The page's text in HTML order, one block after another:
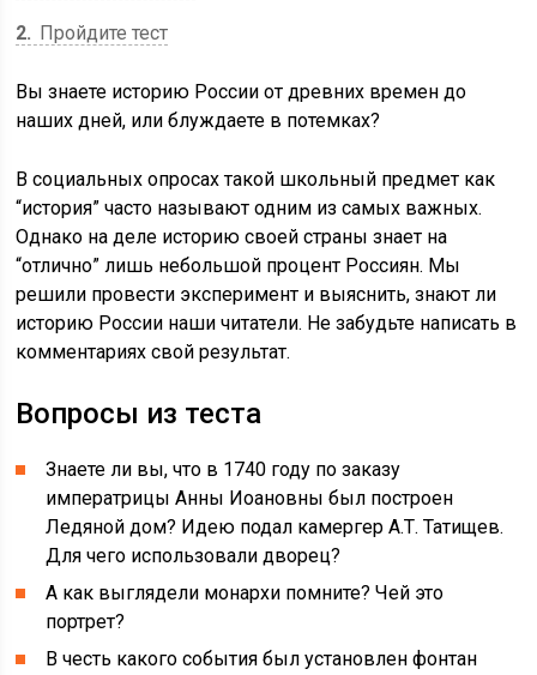
2
Пройдите тест
Вы знаете историю России от древних времен до
наших дней, или блуждаете в потемках?
В социальных опросах такой школьный предмет как
“история” часто называют одним из самых важных.
Однако на деле историю своей страны знает на
“отлично” лишь небольшой процент Россиян. Мы
решили провести эксперимент и выяснить, знают ли
историю России наши читатели. Не забудьте написать в
комментариях свой результат.
Вопросы из теста
Знаете ли вы, что в 1740 году по заказу
императрицы Анны Иоановны был построен
Ледяной дом? Идею подал камергер А.Т. Татищев.
Для чего использовали дворец?
А как выглядели монархи помните? Чей это
портрет?
В честь какого события был установлен фонтан